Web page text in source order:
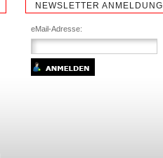
NEWSLETTER ANMELDUNG
eMail-Adresse: